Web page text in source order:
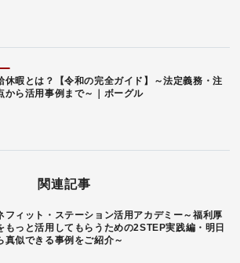
休暇とは？【令和の完全ガイド】～法定義務・注
から活用事例まで～｜ボーグル
関連記事
フィット・ステーション活用アカデミー～福利厚
もっと活用してもらうための2STEP実践編・明日
真似できる事例をご紹介～